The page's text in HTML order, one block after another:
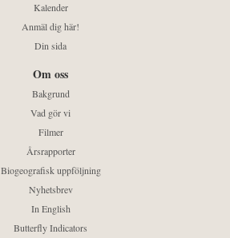
Kalender
Anmäl dig här!
Din sida
Om oss
Bakgrund
Vad gör vi
Filmer
Årsrapporter
Biogeografisk uppföljning
Nyhetsbrev
In English
Butterfly Indicators